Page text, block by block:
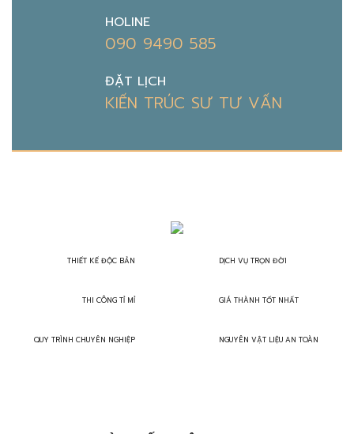
HOLINE
090 9490 585
ĐẶT LỊCH
KIẾN TRÚC SƯ TƯ VẤN
THIẾT KẾ ĐỘC BẢN
THI CÔNG TỈ MỈ
QUY TRÌNH CHUYÊN NGHIỆP
DỊCH VỤ TRỌN ĐỜI
GIÁ THÀNH TỐT NHẤT
NGUYÊN VẬT LIỆU AN TOÀN